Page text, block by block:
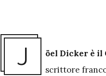
J öel Dicker è
scrittore